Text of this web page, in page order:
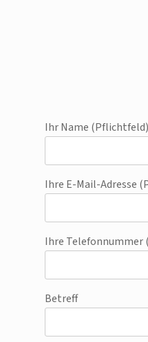
Ihr Name (Pflichtfeld)
Ihre E-Mail-Adresse
Ihre
Betreff